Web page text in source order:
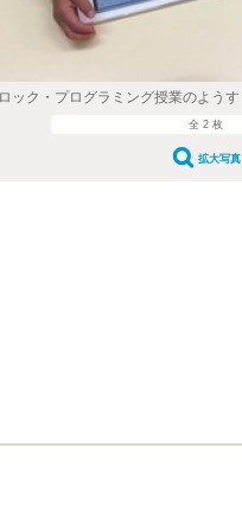
ック・プログラミング授業のようす
全 2 枚
拡大写真